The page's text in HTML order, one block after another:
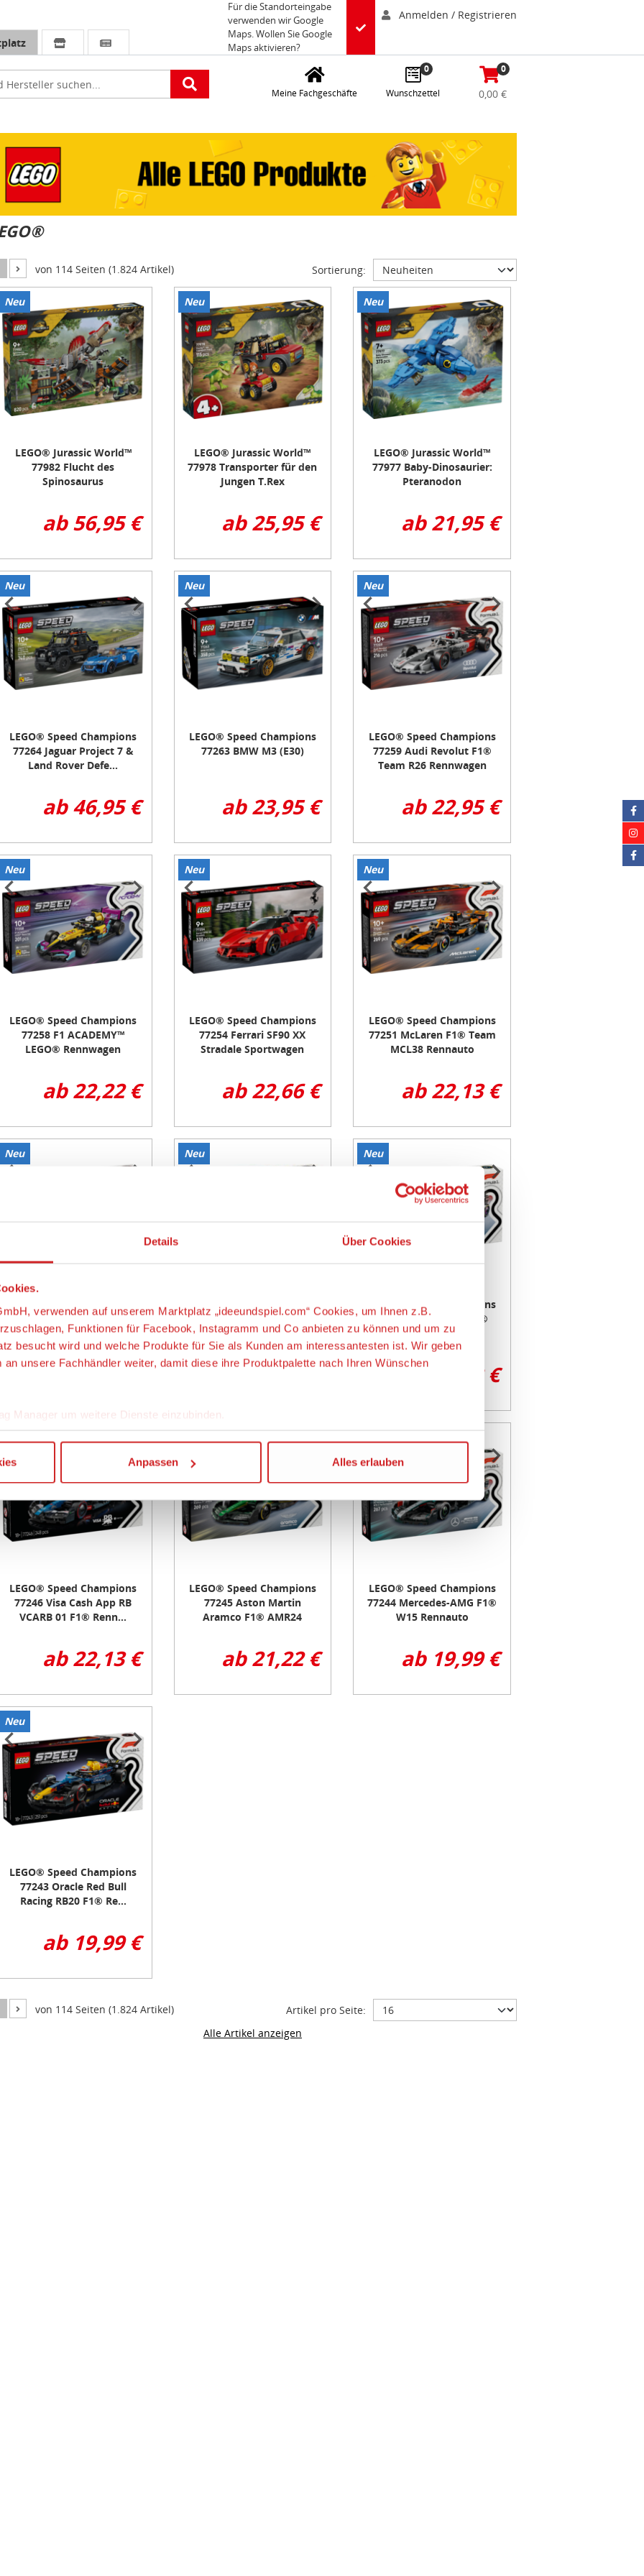
Details Über Cookies
verwenden auf unserem Marktplatz „ideeundspiel.com“ Cookies, um Ihnen z.B.
Funktionen für Facebook, Instagramm und Co anbieten zu können und um zu
besucht wird und welche Produkte für Sie als Kunden am interessantesten ist. Wir geben
unsere Fachhändler weiter, damit diese ihre Produktpalette nach Ihren Wünschen
Manager um weitere Dienste einzubinden.
Die USA ist ein Drittland, dass nicht von einem Angemessenheitsbeschluss
erfasst wird, und daher kein angemessenes Schutzniveau für personenbezogene Daten
von Standarddatenschutzklauseln in Verbindung mit zusätzlichen Maßnahmen zur
Schutzniveaus, garantieren wir, dass die Datenschutzvorgaben der EU auch bei der
eingehalten werden.
jederzeit links unten auf Ihrem Bildschirm anpassen und damit widerrufen.
Impressum
Anpassen Alles erlauben
Für die Standorteingabe
verwenden wir Google
Maps. Wollen Sie Google
Maps aktivieren?
Anmelden / Registrieren
Meine Fachgeschäfte
0
Wunschzettel
0
0,00 €
von 114 Seiten (1.824 Artikel) Sortierung:
Neu
Item
of
LEGO® Jurassic World™
77982 Flucht des
Spinosaurus
ab 56,95 €
Neu
Item
of
LEGO® Jurassic World™
77978 Transporter für den
Jungen T.Rex
ab 25,95 €
Neu
Item
of
LEGO® Jurassic World™
77977 Baby-Dinosaurier:
Pteranodon
ab 21,95 €
Neu
Item
of
LEGO® Speed Champions
77264 Jaguar Project 7 &
Land Rover Defe...
ab 46,95 €
Neu
Item
of
LEGO® Speed Champions
77263 BMW M3 (E30)
ab 23,95 €
Neu
Item
of
LEGO® Speed Champions
77259 Audi Revolut F1®
Team R26 Rennwagen
ab 22,95 €
Neu
Item
of
LEGO® Speed Champions
77258 F1 ACADEMY™
LEGO® Rennwagen
ab 22,22 €
Neu
Item
of
LEGO® Speed Champions
77254 Ferrari SF90 XX
Stradale Sportwagen
ab 22,66 €
Neu
Item
of
LEGO® Speed Champions
77251 McLaren F1® Team
MCL38 Rennauto
ab 22,13 €
Neu
Item
LEGO® Speed Champions
77250 MoneyGram Haas
F1® Team VF-24 Renn...
ab 19,99 €
Neu
Item
LEGO® Speed Champions
77249 Williams Racing
FW46 F1® Rennauto
ab 22,13 €
Neu
Item
LEGO® Speed Champions
77248 BWT Alpine F1®
Team A524 Rennauto
ab 21,22 €
LEGO® Speed Champions
77246 Visa Cash App RB
VCARB 01 F1® Renn...
ab 22,13 €
Item
of
3
LEGO® Speed Champions
77245 Aston Martin
Aramco F1® AMR24
ab 21,22 €
Item
of
3
LEGO® Speed Champions
77244 Mercedes-AMG F1®
W15 Rennauto
ab 19,99 €
Neu
Item
of
LEGO® Speed Champions
77243 Oracle Red Bull
Racing RB20 F1® Re...
ab 19,99 €
von 114 Seiten (1.824 Artikel)
Artikel pro Seite:
Alle Artikel anzeigen